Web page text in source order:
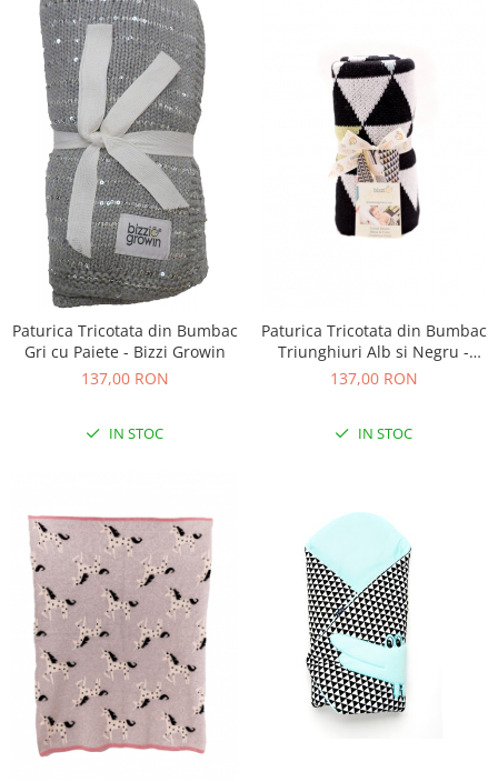
Paturica Tricotata din Bumbac
Gri cu Paiete - Bizzi Growin
137,00 RON
IN STOC
Paturica Tricotata din Bumbac
Triunghiuri Alb si Negru -
Bizzi Growin
137,00 RON
IN STOC